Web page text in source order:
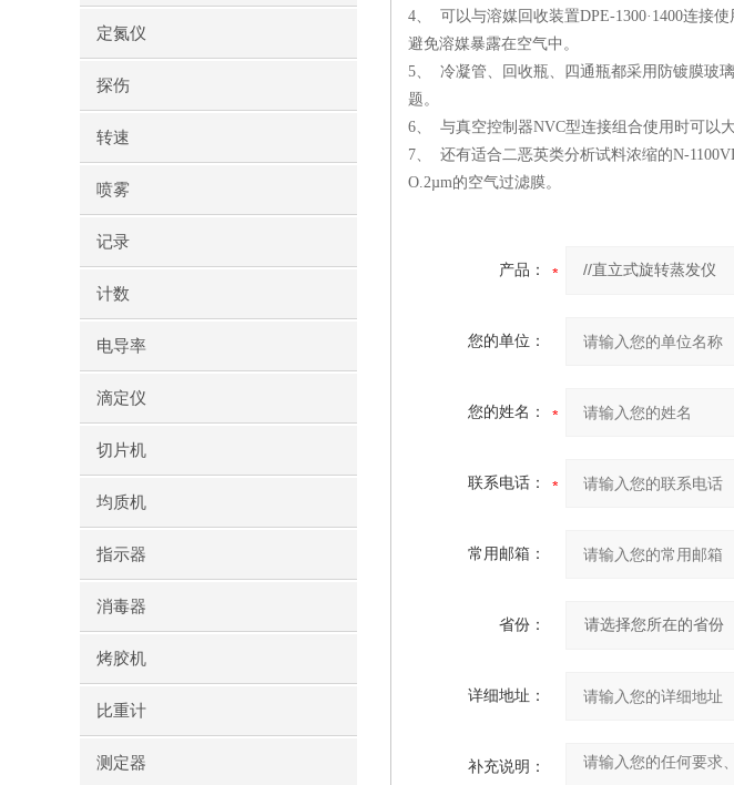
定氮仪
探伤
转速
喷雾
记录
计数
电导率
滴定仪
切片机
均质机
指示器
消毒器
烤胶机
比重计
测定器
4、 可以与溶媒回收装置DPE-1300·1400连接
避免溶媒暴露在空气中。
5、 冷凝管、回收瓶、四通瓶都采用防镀膜玻
题。
6、 与真空控制器NVC型连接组合使用时可以
7、 还有适合二恶英类分析试料浓缩的N-
O.2µm的空气过滤膜。
产品：
您的单位：
您的姓名：
联系电话：
常用邮箱：
省份：
详细地址：
补充说明：